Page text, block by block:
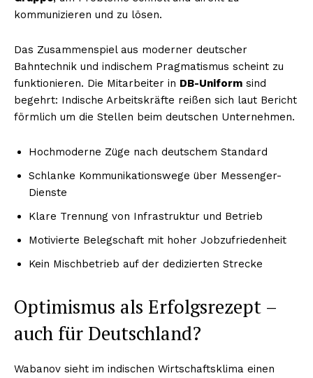
kommunizieren und zu lösen.
Das Zusammenspiel aus moderner deutscher
Bahntechnik und indischem Pragmatismus scheint zu
funktionieren. Die Mitarbeiter in DB-Uniform sind
begehrt: Indische Arbeitskräfte reißen sich laut Bericht
förmlich um die Stellen beim deutschen Unternehmen.
Hochmoderne Züge nach deutschem Standard
Schlanke Kommunikationswege über Messenger-
Dienste
Klare Trennung von Infrastruktur und Betrieb
Motivierte Belegschaft mit hoher Jobzufriedenheit
Kein Mischbetrieb auf der dedizierten Strecke
Optimismus als Erfolgsrezept –
auch für Deutschland?
Wabanov sieht im indischen Wirtschaftsklima einen